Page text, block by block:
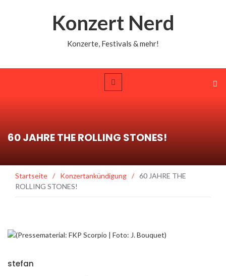
Konzert Nerd
Konzerte, Festivals & mehr!
60 JAHRE THE ROLLING STONES!
Startseite / Konzertankündigung / 60 JAHRE THE
ROLLING STONES!
stefan